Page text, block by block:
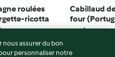
roulées
ricotta
(48)
Cabillaud
four
4.4 (23)
nous assurer du bon
personnaliser notre